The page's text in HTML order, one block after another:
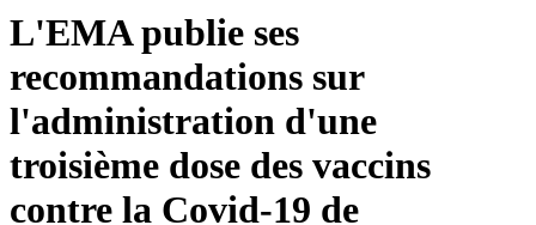
L'EMA publie ses
recommandations sur
l'administration d'une
troisième dose des vaccins
contre la Covid-19 de